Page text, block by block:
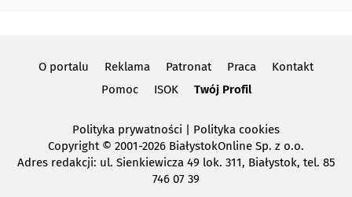
O portalu Reklama Patronat Praca
Kontakt
Pomoc
ISOK Twój Profil
Polityka prywatności | Polityka cookies
Copyright© 2001-2026 BiałystokOnline Sp. z o.o.
Adres redakcji: ul. Sienkiewicza 49 lok. 311, Białystok, tel. 85
746 07 39